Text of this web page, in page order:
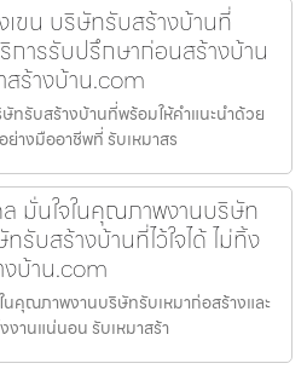
เขน บริษัทรับสร้างบ้านที่
การรับปรึกษาก่อนสร้างบ้าน
ร้างบ้าน.com
ทรับสร้างบ้านที่พร้อมให้คำแนะนำด้วย
างมืออาชีพที่ รับเหมาสร
มั่นใจในคุณภาพงานบริษัท
รับสร้างบ้านที่ไว้ใจได้ ไม่ทิ้ง
บ้าน.com
คุณภาพงานบริษัทรับเหมาก่อสร้างและ
งานแน่นอน รับเหมาสร้า